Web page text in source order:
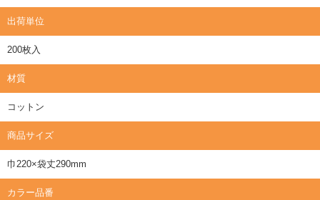
出荷単位
200枚入
材質
コットン
商品サイズ
巾220×袋丈290mm
カラー品番